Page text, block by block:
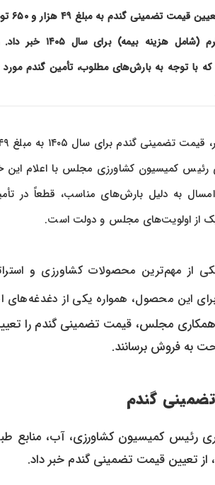
شورای اسلامی از تعیین
به ازای هر کیلوگرم (شامل هزینه بیمه) برای
با توجه به بارش‌های مطلوب، تأمین گندم مورد
کمیسیون کشاورزی مجلس با اعلام این
به دلیل بارش‌های مناسب، قطعاً در
از اولویت‌های مجلس و دولت است.
از مهم‌ترین محصولات کشاورزی و
این محصول، همواره یکی از دغدغه‌های
مجلس، قیمت تضمینی گندم را
به فروش برسانند.
گندم
رئیس کمیسیون کشاورزی، آب،
از تعیین قیمت تضمینی گندم خبر داد.